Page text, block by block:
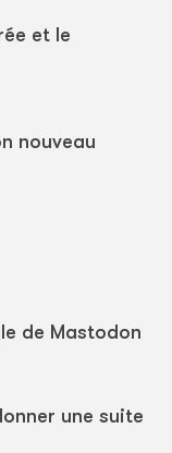
et le
nouveau
de Mastodon
une suite